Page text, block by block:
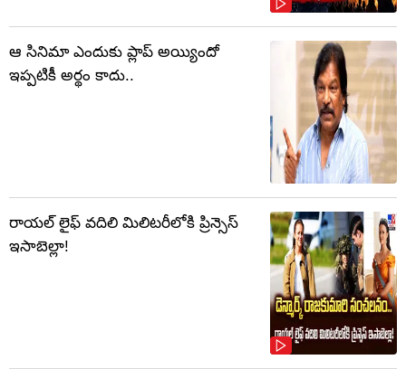
ఆ సినిమా ఎందుకు ప్లాప్ అయ్యిందో
ఇప్పటికీ అర్థం కాదు..
రాయల్ లైఫ్ వదిలి మిలిటరీలోకి ప్రిన్సెస్
ఇసాబెల్లా!